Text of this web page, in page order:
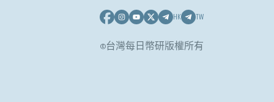
HK TW
©台灣每日幣研版權所有